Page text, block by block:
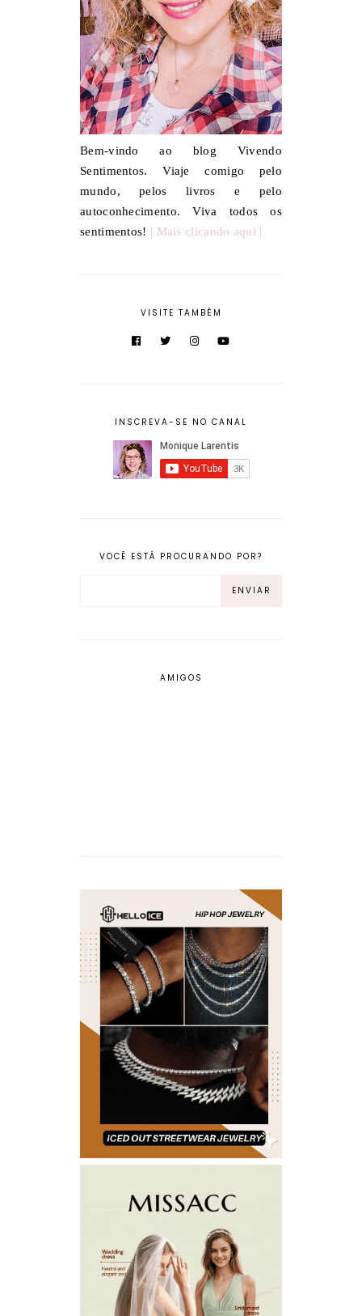
Bem-vindo ao blog Vivendo
Sentimentos. Viaje comigo pelo
mundo, pelos livros e pelo
autoconhecimento. Viva todos os
sentimentos! | Mais clicando aqui |
VISITE TAMBÉM
INSCREVA-SE NO CANAL
VOCÊ ESTÁ PROCURANDO POR?
AMIGOS